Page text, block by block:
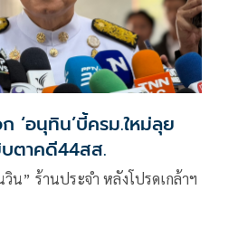
‘อนุทิน’บี้ครม.ใหม่ลุย
ยิบตาคดี44สส.
น” ร้านประจำ หลังโปรดเกล้าฯ